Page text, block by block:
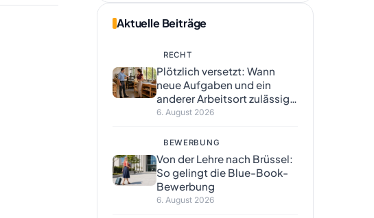
Aktuelle Beiträge
RECHT
Plötzlich versetzt: Wann
neue Aufgaben und ein
anderer Arbeitsort zulässig
sind
6. August 2026
BEWERBUNG
Von der Lehre nach Brüssel:
So gelingt die Blue-Book-
Bewerbung
6. August 2026